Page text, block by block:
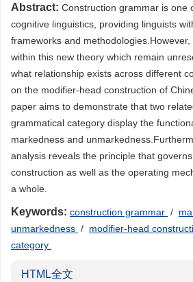
Abstract: Construction grammar is one
cognitive linguistics, providing linguists
frameworks and
within this new theory which remain
what relationship exists across different
on the modifier-head construction of
paper aims to demonstrate that two
grammatical category display the
markedness and
analysis reveals the principle that
construction as well as the operating
a whole.
Keywords: construction grammar /
unmarkedness / modifier-head
category
HTML全文